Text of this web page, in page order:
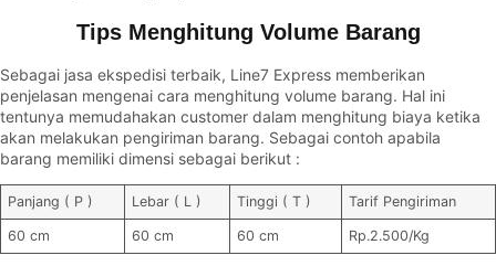
Tips Menghitung Volume Barang
Sebagai jasa ekspedisi terbaik, Line7 Express memberikan
penjelasan mengenai cara menghitung volume barang. Hal ini
tentunya memudahakan customer dalam menghitung biaya ketika
akan melakukan pengiriman barang. Sebagai contoh apabila
barang memiliki dimensi sebagai berikut :
Panjang ( P ) Lebar ( L ) Tinggi ( T ) Tarif Pengiriman
60 cm 60 cm 60 cm Rp.2.500/Kg